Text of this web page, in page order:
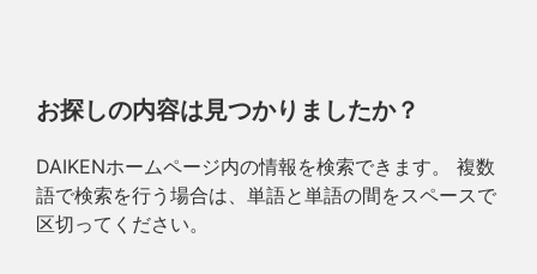
お探しの内容は見つかりましたか？
DAIKENホームページ内の情報を検索できます。 複数
語で検索を行う場合は、単語と単語の間をスペースで
区切ってください。